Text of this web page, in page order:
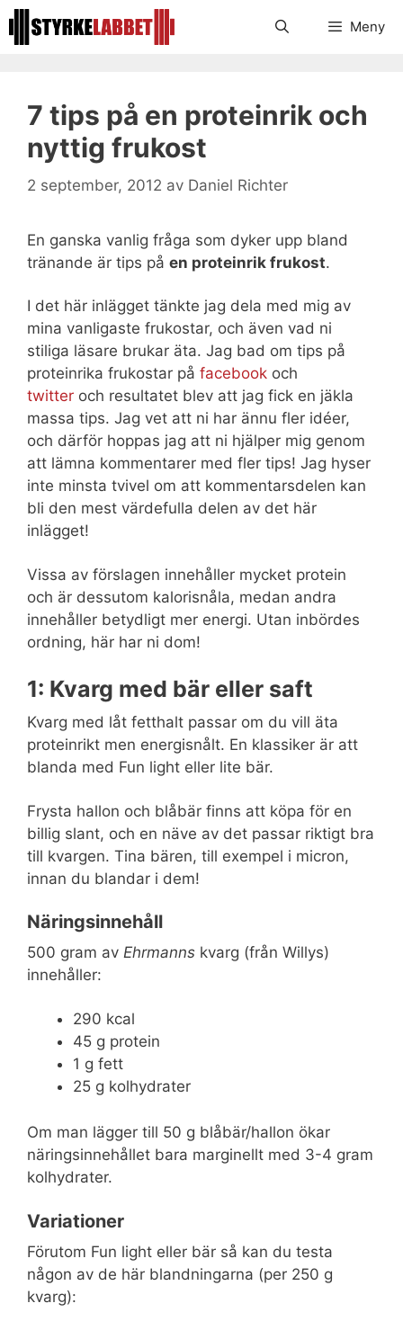
Hoppa
till
Meny
7 tips på en proteinrik och
nyttig frukost
2 september, 2012 av Daniel Richter
En ganska vanlig fråga som dyker upp bland
tränande är tips på en proteinrik frukost.
I det här inlägget tänkte jag dela med mig av
mina vanligaste frukostar, och även vad ni
stiliga läsare brukar äta. Jag bad om tips på
proteinrika frukostar på facebook och
twitter och resultatet blev att jag fick en jäkla
massa tips. Jag vet att ni har ännu fler idéer,
och därför hoppas jag att ni hjälper mig genom
att lämna kommentarer med fler tips! Jag hyser
inte minsta tvivel om att kommentarsdelen kan
bli den mest värdefulla delen av det här
inlägget!
Vissa av förslagen innehåller mycket protein
och är dessutom kalorisnåla, medan andra
innehåller betydligt mer energi. Utan inbördes
ordning, här har ni dom!
1: Kvarg med bär eller saft
Kvarg med låt fetthalt passar om du vill äta
proteinrikt men energisnålt. En klassiker är att
blanda med Fun light eller lite bär.
Frysta hallon och blåbär finns att köpa för en
billig slant, och en näve av det passar riktigt bra
till kvargen. Tina bären, till exempel i micron,
innan du blandar i dem!
Näringsinnehåll
500 gram av Ehrmanns kvarg (från Willys)
innehåller:
290 kcal
45 g protein
1 g fett
25 g kolhydrater
Om man lägger till 50 g blåbär/hallon ökar
näringsinnehållet bara marginellt med 3-4 gram
kolhydrater.
Variationer
Förutom Fun light eller bär så kan du testa
någon av de här blandningarna (per 250 g
kvarg):